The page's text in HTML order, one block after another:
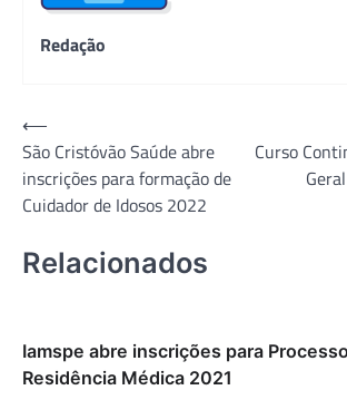
Redação
Navegação
de
Post
⟵
São Cristóvão Saúde abre
inscrições para formação de
Cuidador de Idosos 2022
Curso
Relacionados
Iamspe abre inscrições para
Residência Médica 2021